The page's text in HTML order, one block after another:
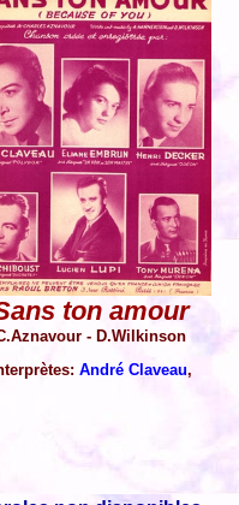
ton amour
- D.Wilkinson
André Claveau,